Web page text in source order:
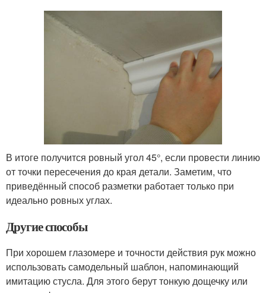
В итоге получится ровный угол 45°, если провести линию
от точки пересечения до края детали. Заметим, что
приведённый способ разметки работает только при
идеально ровных углах.
Другие способы
При хорошем глазомере и точности действия рук можно
использовать самодельный шаблон, напоминающий
имитацию стусла. Для этого берут тонкую дощечку или